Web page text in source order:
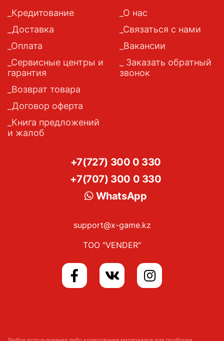
Кредитование
Доставка
Оплата
Сервисные центры и
гарантия
Возврат товара
Договор оферта
Книга предложений
и жалоб
О нас
Связаться с нами
Вакансии
Заказать обратный
звонок
+7(727) 300 0 330
+7(707) 300 0 330
WhatsApp
support@x-game.kz
ТОО "VENDER"